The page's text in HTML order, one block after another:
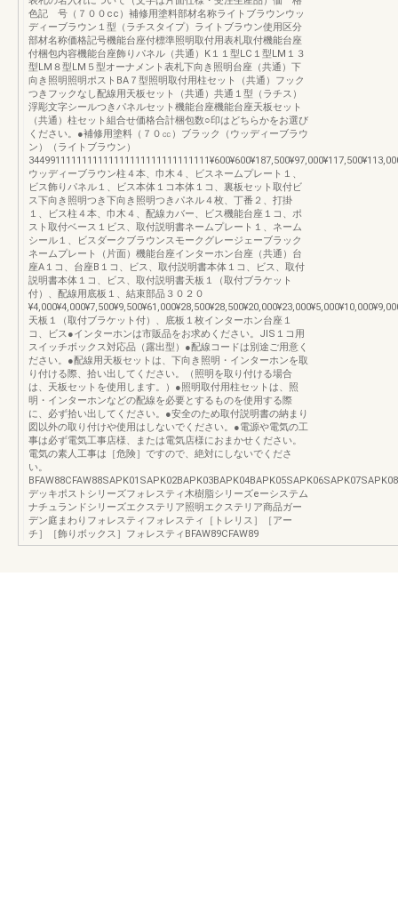
色記 号（７００cc）補修用塗料部材名称ライトブラウンウッ
ディーブラウン１型（ラチスタイプ）ライトブラウン使用区分
部材名称価格記号機能台座付標準照明取付用表札取付機能台座
付梱包内容機能台座飾りパネル（共通）K１１型LC１型LM１３
型LM８型LM５型オーナメント表札下向き照明台座（共通）下
向き照明照明ポストBA７型照明取付用柱セット（共通）フック
つきフックなし配線用天板セット（共通）共通１型（ラチス）
浮彫文字シールつきパネルセット機能台座機能台座天板セット
（共通）柱セット組合せ価格合計梱包数○印はどちらかをお選び
ください。●補修用塗料（７０㏄）ブラック（ウッディーブラウ
ン）（ライトブラウン）
ウッディーブラウン柱４本、巾木４、ビスネームプレート１、
ビス飾りパネル１、ビス本体１コ本体１コ、裏板セット取付ビ
ス下向き照明つき下向き照明つきパネル４枚、丁番２、打掛
１、ビス柱４本、巾木４、配線カバー、ビス機能台座１コ、ポ
スト取付ベース１ビス、取付説明書ネームプレート１、ネーム
シール１、ビスダークブラウンスモークグレージェーブラック
ネームプレート（片面）機能台座インターホン台座（共通）台
座A１コ、台座B１コ、ビス、取付説明書本体１コ、ビス、取付
説明書本体１コ、ビス、取付説明書天板１（取付ブラケット
付）、配線用底板１、結束部品３０２０
天板１（取付ブラケット付）、底板１枚インターホン台座１
コ、ビス●インターホンは市販品をお求めください。JIS１コ用
スイッチボックス対応品（露出型）●配線コードは別途ご用意く
ださい。●配線用天板セットは、下向き照明・インターホンを取
り付ける際、拾い出してください。（照明を取り付ける場合
は、天板セットを使用します。）●照明取付用柱セットは、照
明・インターホンなどの配線を必要とするものを使用する際
に、必ず拾い出してください。●安全のため取付説明書の納まり
図以外の取り付けや使用はしないでください。●電源や電気の工
事は必ず電気工事店様、または電気店様におまかせください。
電気の素人工事は［危険］ですので、絶対にしないでくださ
い。
デッキポストシリーズフォレスティ木樹脂シリーズeーシステム
ナチュランドシリーズエクステリア照明エクステリア商品ガー
デン庭まわりフォレスティフォレスティ［トレリス］［アー
チ］［飾りボックス］フォレスティBFAW89CFAW89